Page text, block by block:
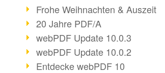
Frohe Weihnachten & Auszeit
20 Jahre PDF/A
webPDF Update 10.0.3
webPDF Update 10.0.2
Entdecke webPDF 10